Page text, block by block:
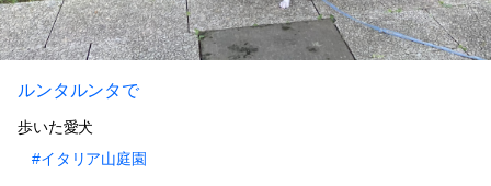
ルンタルンタで
歩いた愛犬
#イタリア山庭園